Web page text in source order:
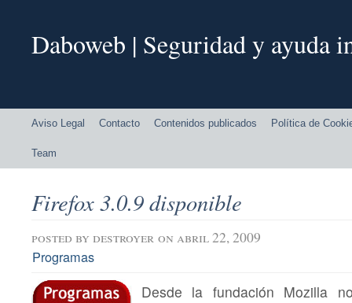
Daboweb | Seguridad y ayuda
Aviso Legal Contacto Contenidos publicados Política de
Team
Firefox 3.0.9 disponible
posted by destroyer on abril 22, 2009
Programas
Desde la fundación Mozilla